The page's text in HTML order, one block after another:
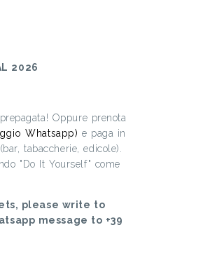
2026
Oppure prenota
Whatsapp) e paga in
tabaccherie, edicole).
"Do It Yourself" come
please write to
message to +39